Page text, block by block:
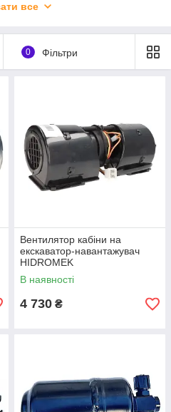
серія HMK 600
HMK 102B, 102S, 62 SS
Hidromek на будь-яких
все
0 Фільтри
Вентилятор кабіни на
екскаватор-навантажувач
HIDROMEK
В наявності
4 730 ₴